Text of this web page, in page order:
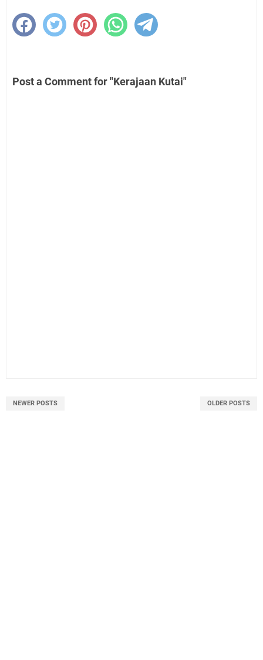
Post a Comment for "Kerajaan Kutai"
NEWER POSTS OLDER POSTS